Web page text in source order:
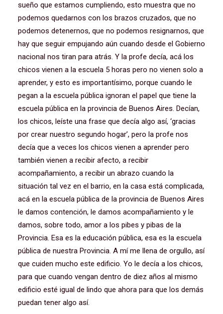
sueño que estamos cumpliendo, esto muestra que no
podemos quedarnos con los brazos cruzados, que no
podemos detenernos, que no podemos resignarnos, que
hay que seguir empujando aún cuando desde el Gobierno
nacional nos tiran para atrás. Y la profe decía, acá los
chicos vienen a la escuela 5 horas pero no vienen solo a
aprender, y esto es importantísimo, porque cuando le
pegan a la escuela pública ignoran el papel que tiene la
escuela pública en la provincia de Buenos Aires. Decían,
los chicos, leíste una frase que decía algo así, ‘gracias
por crear nuestro segundo hogar’, pero la profe nos
decía que a veces los chicos vienen a aprender pero
también vienen a recibir afecto, a recibir
acompañamiento, a recibir un abrazo cuando la
situación tal vez en el barrio, en la casa está complicada,
acá en la escuela pública de la provincia de Buenos Aires
le damos contención, le damos acompañamiento y le
damos, sobre todo, amor a los pibes y pibas de la
Provincia. Esa es la educación pública, esa es la escuela
pública de nuestra Provincia. A mí me llena de orgullo, así
que cuiden mucho este edificio. Yo le decía a los chicos,
para que cuando vengan dentro de diez años al mismo
edificio esté igual de lindo que ahora para que los demás
puedan tener algo así.